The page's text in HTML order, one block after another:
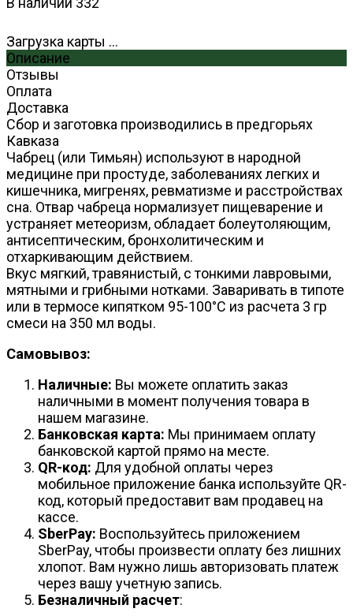
Загрузка карты ...
Описание
Отзывы
Оплата
Доставка
Сбор и заготовка производились в предгорьях
Кавказа
Чабрец (или Тимьян) используют в народной
медицине при простуде, заболеваниях легких и
кишечника, мигренях, ревматизме и расстройствах
сна. Отвар чабреца нормализует пищеварение и
устраняет метеоризм, обладает болеутоляющим,
антисептическим, бронхолитическим и
отхаркивающим действием.
Вкус мягкий, травянистый, с тонкими лавровыми,
мятными и грибными нотками. Заваривать в типоте
или в термосе кипятком 95-100°С из расчета 3 гр
смеси на 350 мл воды.
Самовывоз:
Наличные: Вы можете оплатить заказ
наличными в момент получения товара в
нашем магазине.
Банковская карта: Мы принимаем оплату
банковской картой прямо на месте.
QR-код: Для удобной оплаты через
мобильное приложение банка используйте QR-
код, который предоставит вам продавец на
кассе.
SberPay: Воспользуйтесь приложением
SberPay, чтобы произвести оплату без лишних
хлопот. Вам нужно лишь авторизовать платеж
через вашу учетную запись.
Безналичный расчет: